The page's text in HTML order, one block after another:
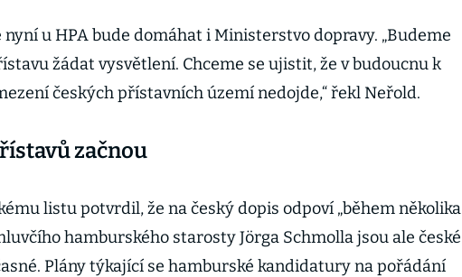
nyní u HPA bude domáhat i Ministerstvo dopravy. „Budeme
žádat vysvětlení. Chceme se ujistit, že v budoucnu k
českých přístavních území nedojde,“ řekl Neřold.
začnou
listu potvrdil, že na český dopis odpoví „během několika
hamburského starosty Jörga Schmolla jsou ale české
Plány týkající se hamburské kandidatury na pořádání